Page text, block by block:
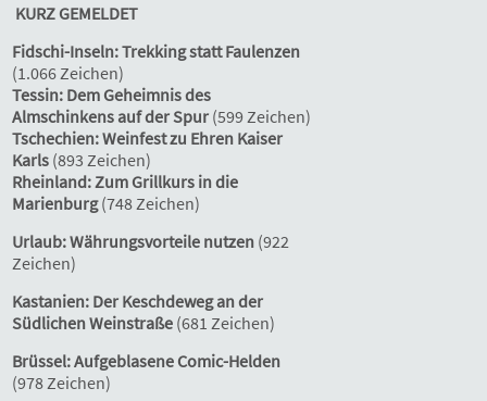
KURZ GEMELDET
Fidschi-Inseln: Trekking statt Faulenzen
(1.066 Zeichen)
Tessin: Dem Geheimnis des
Almschinkens auf der Spur (599 Zeichen)
Tschechien: Weinfest zu Ehren Kaiser
Karls (893 Zeichen)
Rheinland: Zum Grillkurs in die
Marienburg(748 Zeichen)
Urlaub: Währungsvorteile nutzen (922
Zeichen)
Kastanien: Der Keschdeweg an der
Südlichen Weinstraße (681 Zeichen)
Brüssel: Aufgeblasene Comic-Helden
(978 Zeichen)